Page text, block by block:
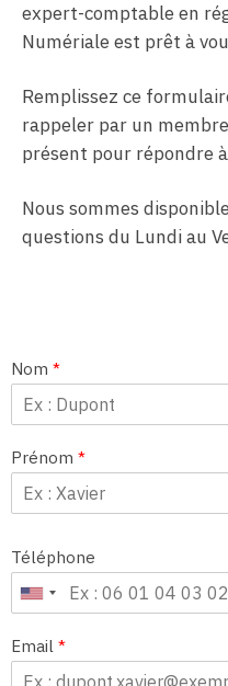
expert-comptable en
Numériale est prêt à
Remplissez ce
rappeler par un
présent pour répondre
Nous sommes
questions du Lundi au
Nom *
Prénom *
Téléphone
Email *